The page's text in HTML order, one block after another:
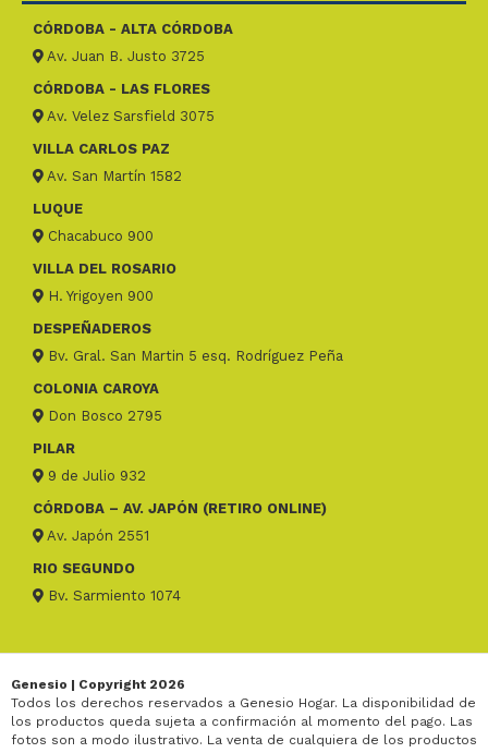
CÓRDOBA - ALTA CÓRDOBA
Av. Juan B. Justo 3725
CÓRDOBA - LAS FLORES
Av. Velez Sarsfield 3075
VILLA CARLOS PAZ
Av. San Martín 1582
LUQUE
Chacabuco 900
VILLA DEL ROSARIO
H. Yrigoyen 900
DESPEÑADEROS
Bv. Gral. San Martin 5 esq. Rodríguez Peña
COLONIA CAROYA
Don Bosco 2795
PILAR
9 de Julio 932
CÓRDOBA – AV. JAPÓN (RETIRO ONLINE)
Av. Japón 2551
RIO SEGUNDO
Bv. Sarmiento 1074
Genesio | Copyright 2026
Todos los derechos reservados a Genesio Hogar. La disponibilidad de
los productos queda sujeta a confirmación al momento del pago. Las
fotos son a modo ilustrativo. La venta de cualquiera de los productos